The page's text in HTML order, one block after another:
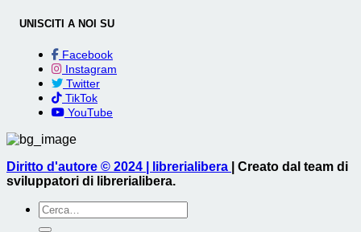
UNISCITI A NOI SU
Facebook
Instagram
Twitter
TikTok
YouTube
Diritto d'autore © 2024 | librerialibera
| Creato dal team di
sviluppatori di librerialibera.
Cerca: